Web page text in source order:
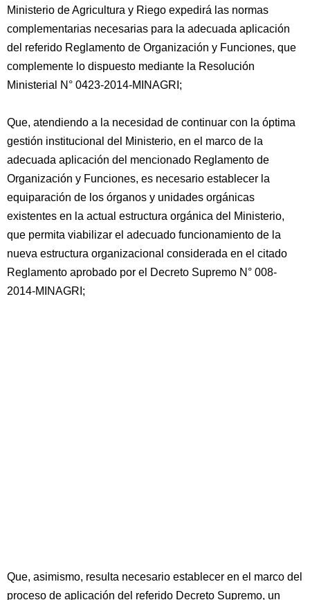
Ministerio de Agricultura y Riego expedirá las normas
complementarias necesarias para la adecuada aplicación
del referido Reglamento de Organización y Funciones, que
complemente lo dispuesto mediante la Resolución
Ministerial N° 0423-2014-MINAGRI;
Que, atendiendo a la necesidad de continuar con la óptima
gestión institucional del Ministerio, en el marco de la
adecuada aplicación del mencionado Reglamento de
Organización y Funciones, es necesario establecer la
equiparación de los órganos y unidades orgánicas
existentes en la actual estructura orgánica del Ministerio,
que permita viabilizar el adecuado funcionamiento de la
nueva estructura organizacional considerada en el citado
Reglamento aprobado por el Decreto Supremo N° 008-
2014-MINAGRI;
Que, asimismo, resulta necesario establecer en el marco del
proceso de aplicación del referido Decreto Supremo, un